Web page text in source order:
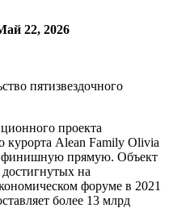
22, 2026
проекта
курорта Alean Family Olivia
финишную прямую. Объект
на
форуме в 2021
более 13 млрд